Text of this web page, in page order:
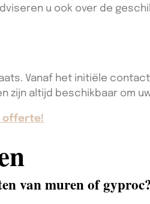
u ook over de
Vanaf het initiële
zijn altijd beschikbaar om
offerte!
van muren of